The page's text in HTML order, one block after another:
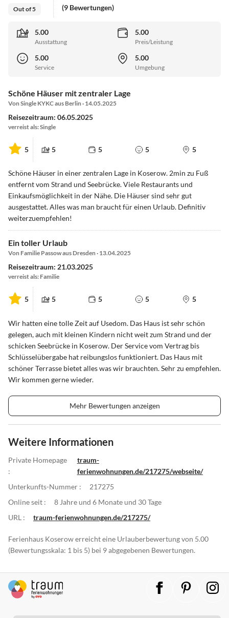
Out of 5 (9 Bewertungen)
5.00
Ausstattung
5.00
Preis/Leistung
5.00
Service
5.00
Umgebung
Schöne Häuser mit zentraler Lage
Von Single KYKC aus Berlin · 14.05.2025
Reisezeitraum: 06.05.2025
verreist als: Single
5 5 5 5 5
Schöne Häuser in einer zentralen Lage in Koserow. 2min zu Fuß
entfernt vom Strand und Seebrücke. Viele Restaurants und
Einkaufsmöglichkeit in der Nähe. Die Häuser sind sehr gut
ausgestattet. Alles was man braucht für einen Urlaub. Definitiv
weiterzuempfehlen!
Ein toller Urlaub
Von Familie Passow aus Dresden · 13.04.2025
Reisezeitraum: 21.03.2025
verreist als: Familie
5 5 5 5 5
Wir hatten eine tolle Zeit auf Usedom. Das Haus ist sehr schön
gelegen, auch mit kleinen Kindern nicht weit zum Strand und der
schicken Seebrücke in Koserow. Der Service vom Vertrag bis
Schlüsselübergabe hat reibungslos funktioniert. Das Haus mit
schöner Terrasse bietet alles was wir brauchten. Sehr zu empfehlen.
Wir kommen gerne wieder.
Mehr Bewertungen anzeigen
Weitere Informationen
Private Homepage
:
traum-
ferienwohnungen.de/217275/webseite/
Unterkunfts-Nummer :
217275
Online seit :
8 Jahre und 6 Monate und 30 Tage
URL :
traum-ferienwohnungen.de/217275/
Ferienhaus Koserow erreicht eine Urlauberbewertung von 5.00
(Bewertungsskala: 1 bis 5) bei 9 abgegebenen Bewertungen.